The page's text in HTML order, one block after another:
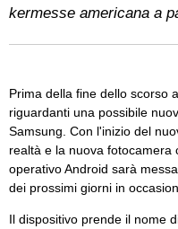
kermesse americana a
Prima della fine dello scorso
riguardanti una possibile
Samsung. Con l'inizio del
realtà e la nuova fotocamera
operativo Android sarà
dei prossimi giorni in
Il dispositivo prende il nome